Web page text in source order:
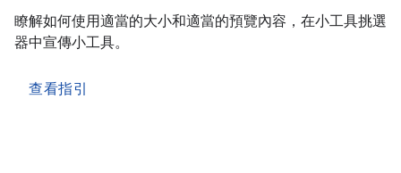
瞭解如何使用適當的大小和適當的預覽內容，在小工具挑選
器中宣傳小工具。
查看指引